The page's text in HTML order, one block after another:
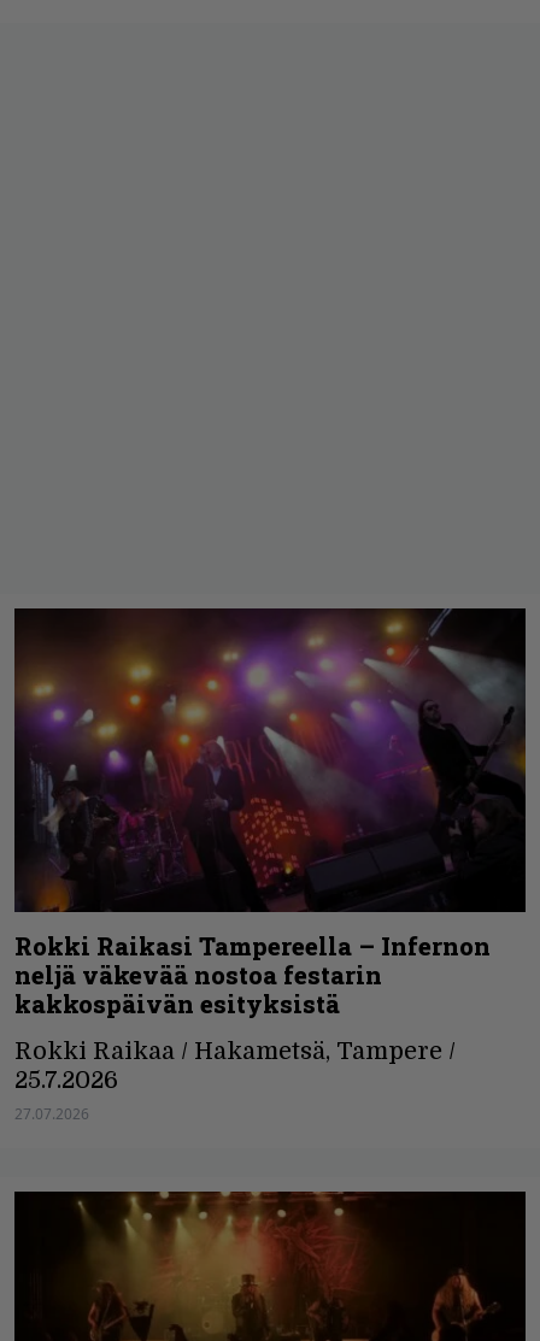
Rokki Raikasi Tampereella – Infernon
neljä väkevää nostoa festarin
kakkospäivän esityksistä
Rokki Raikaa / Hakametsä, Tampere /
25.7.2026
27.07.2026